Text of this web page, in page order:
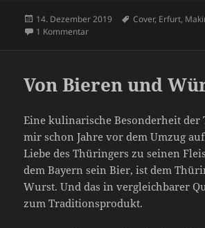
Veröffentlicht
am
14. Dezember 2019 Schlagwörter
Cover, Erfurt,
1 Kommentarzu Looks like an Early Winter
Von Bieren und
Eine kulinarische Besonderheit
mir schon Jahre vor dem Umzug
Liebe des Thüringers zu seinen
dem Bayern sein Bier, ist dem
Wurst. Und das in vergleichbarer
zum Traditionsprodukt.